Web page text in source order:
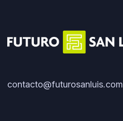
contacto@futurosanluis.com